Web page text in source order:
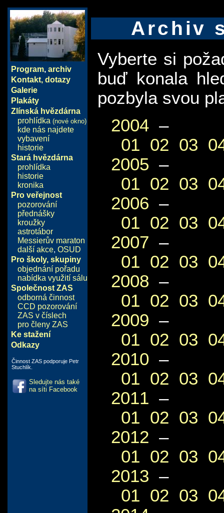
Program, archiv
Kontakt, dotazy
Galerie
Plakáty
Zlínská hvězdárna
prohlídka (nové okno)
kde nás najdete
vybavení
historie
Stará hvězdárna
prohlídka
historie
kronika
Pro veřejnost
pozorování
přednášky
kroužky
astrotábor
Messierův maraton
další akce, OSUD
Pro školy, skupiny
objednání pořadu
nabídka využití sálu
Společnost ZAS
odborná činnost
CCD pozorování
ZAS v číslech
pro členy ZAS
Ke stažení
Odkazy
Činnost ZAS podporuje Petr
Stuchlík.
Sledujte nás také
na síti Facebook
Archiv
Vyberte si
buď konala
pozbyla svou
2004 –
01 02 03
2005 –
01 02 03
2006 –
01 02 03
2007 –
01 02 03
2008 –
01 02 03
2009 –
01 02 03
2010 –
01 02 03
2011 –
01 02 03
2012 –
01 02 03
2013 –
01 02 03